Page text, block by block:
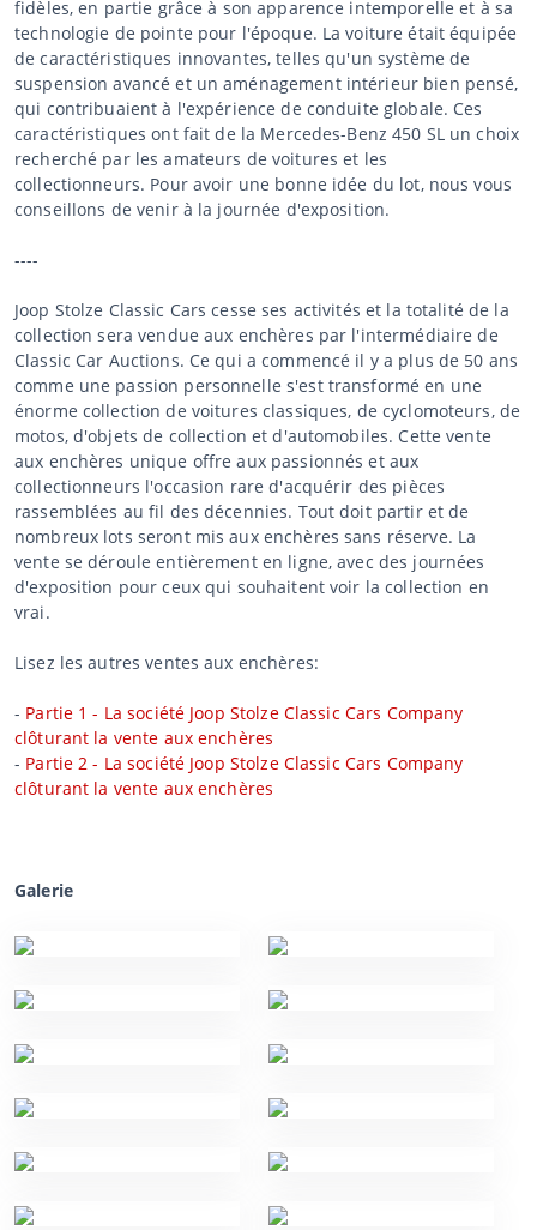
fidèles, en partie grâce à son apparence intemporelle et à sa
technologie de pointe pour l'époque. La voiture était équipée
de caractéristiques innovantes, telles qu'un système de
suspension avancé et un aménagement intérieur bien pensé,
qui contribuaient à l'expérience de conduite globale. Ces
caractéristiques ont fait de la Mercedes-Benz 450 SL un choix
recherché par les amateurs de voitures et les
collectionneurs. Pour avoir une bonne idée du lot, nous vous
conseillons de venir à la journée d'exposition.
----
Joop Stolze Classic Cars cesse ses activités et la totalité de la
collection sera vendue aux enchères par l'intermédiaire de
Classic Car Auctions. Ce qui a commencé il y a plus de 50 ans
comme une passion personnelle s'est transformé en une
énorme collection de voitures classiques, de cyclomoteurs, de
motos, d'objets de collection et d'automobiles. Cette vente
aux enchères unique offre aux passionnés et aux
collectionneurs l'occasion rare d'acquérir des pièces
rassemblées au fil des décennies. Tout doit partir et de
nombreux lots seront mis aux enchères sans réserve. La
vente se déroule entièrement en ligne, avec des journées
d'exposition pour ceux qui souhaitent voir la collection en
vrai.
Lisez les autres ventes aux enchères:
- Partie 1 - La société Joop Stolze Classic Cars Company
clôturant la vente aux enchères
- Partie 2 - La société Joop Stolze Classic Cars Company
clôturant la vente aux enchères
Galerie